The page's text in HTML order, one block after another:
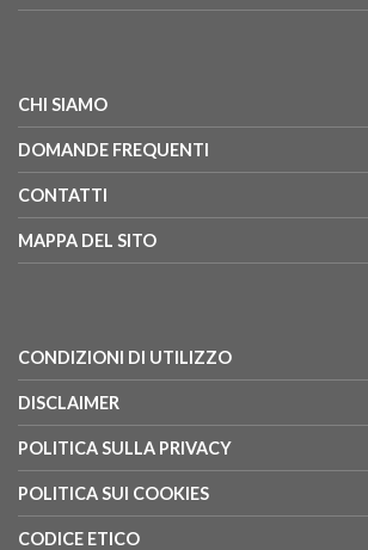
CHI SIAMO
DOMANDE FREQUENTI
CONTATTI
MAPPA DEL SITO
CONDIZIONI DI UTILIZZO
DISCLAIMER
POLITICA SULLA PRIVACY
POLITICA SUI COOKIES
CODICE ETICO